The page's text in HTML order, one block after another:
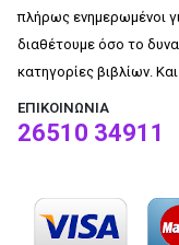
πλήρως ενημερωμένοι
διαθέτουμε όσο το
κατηγορίες βιβλίων.
ΕΠΙΚΟΙΝΩΝΊΑ
26510 34911